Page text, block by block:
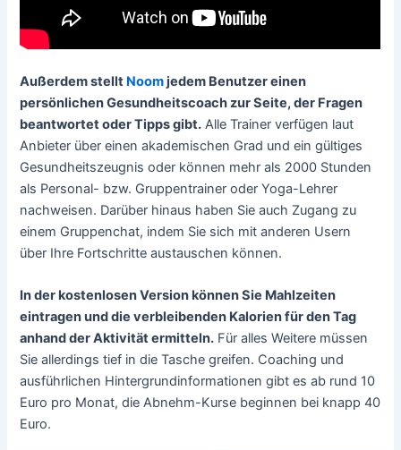
Außerdem stellt Noomjedem Benutzer einen
persönlichen Gesundheitscoach zur Seite, der Fragen
beantwortet oder Tipps gibt. Alle Trainer verfügen laut
Anbieter über einen akademischen Grad und ein gültiges
Gesundheitszeugnis oder können mehr als 2000 Stunden
als Personal- bzw. Gruppentrainer oder Yoga-Lehrer
nachweisen. Darüber hinaus haben Sie auch Zugang zu
einem Gruppenchat, indem Sie sich mit anderen Usern
über Ihre Fortschritte austauschen können.
In der kostenlosen Version können Sie Mahlzeiten
eintragen und die verbleibenden Kalorien für den Tag
anhand der Aktivität ermitteln. Für alles Weitere müssen
Sie allerdings tief in die Tasche greifen. Coaching und
ausführlichen Hintergrundinformationen gibt es ab rund 10
Euro pro Monat, die Abnehm-Kurse beginnen bei knapp 40
Euro.